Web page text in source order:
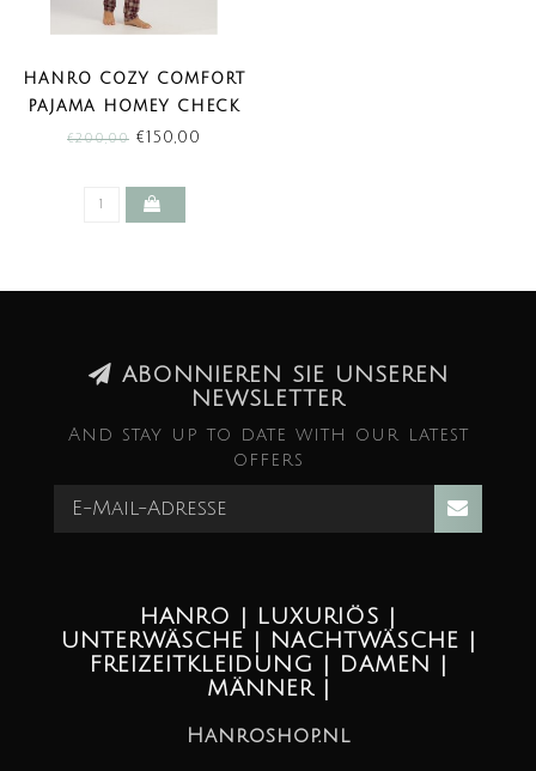
HANRO COZY COMFORT
PAJAMA HOMEY CHECK
(SALE)
€200,00 €150,00
ABONNIEREN SIE UNSEREN
NEWSLETTER
And stay up to date with our latest
offers
HANRO | LUXURIÖS |
UNTERWÄSCHE | NACHTWÄSCHE |
FREIZEITKLEIDUNG | DAMEN |
MÄNNER |
Hanroshop.nl